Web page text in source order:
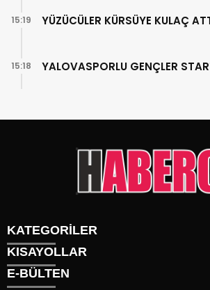
YÜZÜCÜLER KÜRSÜYE KULAÇ
15:19
YALOVASPORLU GENÇLER
15:18
KATEGORİLER
Gündem
Siyaset
KISAYOLLAR
E-BÜLTEN